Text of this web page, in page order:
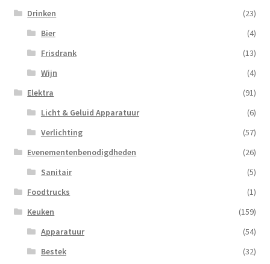
Drinken
(23)
Bier
(4)
Frisdrank
(13)
Wijn
(4)
Elektra
(91)
Licht & Geluid Apparatuur
(6)
Verlichting
(57)
Evenementenbenodigdheden
(26)
Sanitair
(5)
Foodtrucks
(1)
Keuken
(159)
Apparatuur
(54)
Bestek
(32)